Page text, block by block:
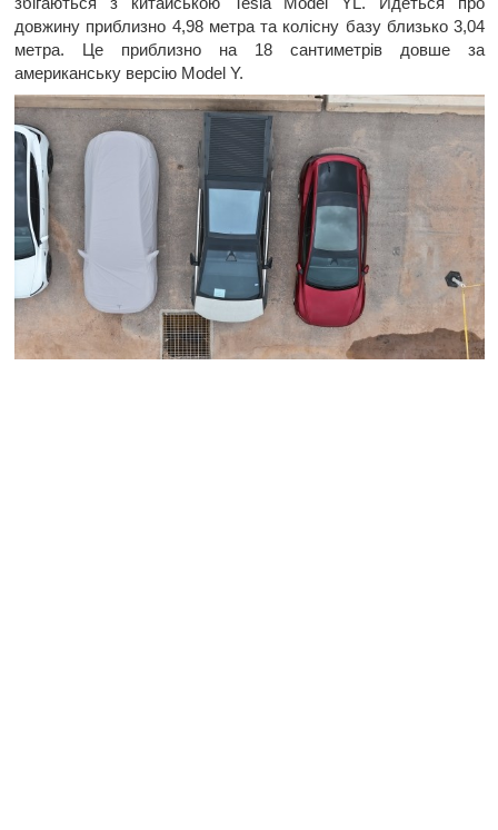
довжину приблизно 4,98 метра та колісну базу близько 3,04
метра. Це приблизно на 18 сантиметрів довше за
американську версію Model Y.